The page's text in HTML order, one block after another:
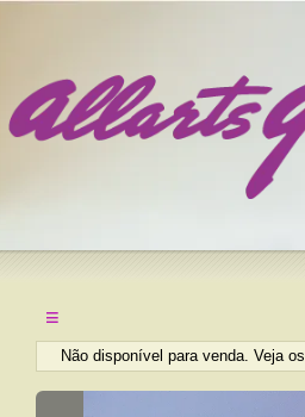
≡
Não disponível para venda. Veja os